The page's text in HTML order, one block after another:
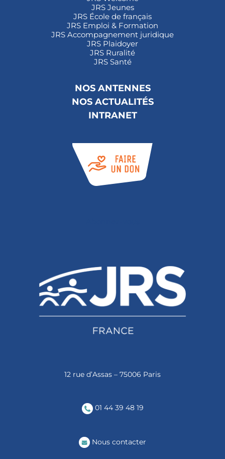
JRS Jeunes
JRS École de français
JRS Emploi & Formation
JRS Accompagnement juridique
JRS Plaidoyer
JRS Ruralité
JRS Santé
NOS ANTENNES
NOS ACTUALITÉS
INTRANET
12 rue d’Assas – 75006 Paris
01 44 39 48 19
Nous contacter